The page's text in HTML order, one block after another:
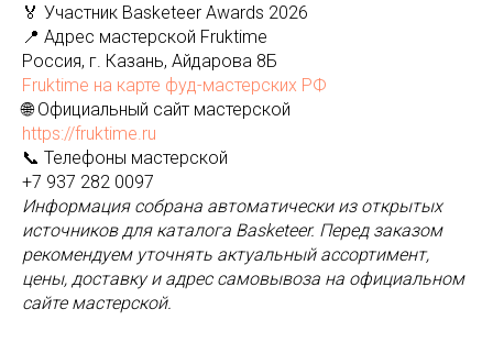
🏅 Участник Basketeer Awards 2026
📍 Адрес мастерской Fruktime
Россия, г. Казань, Айдарова 8Б
Fruktime на карте фуд-мастерских РФ
🌐 Официальный сайт мастерской
https://fruktime.ru
📞 Телефоны мастерской
+7 937 282 0097
Информация собрана автоматически из открытых
источников для каталога Basketeer. Перед заказом
рекомендуем уточнять актуальный ассортимент,
цены, доставку и адрес самовывоза на официальном
сайте мастерской.